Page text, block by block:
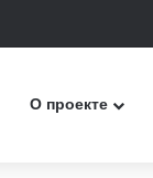
О проекте